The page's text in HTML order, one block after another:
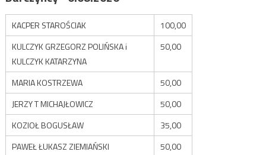
KACPER STAROŚCIAK
100,00
KULCZYK GRZEGORZ POLIŃSKA i
KULCZYK KATARZYNA
50,00
MARIA KOSTRZEWA
50,00
JERZY T MICHAJŁOWICZ
50,00
KOZIOŁ BOGUSŁAW
35,00
PAWEŁ ŁUKASZ ZIEMIAŃSKI
50,00